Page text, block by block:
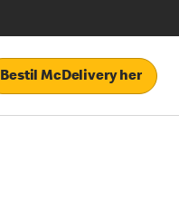
Bestil McDelivery her